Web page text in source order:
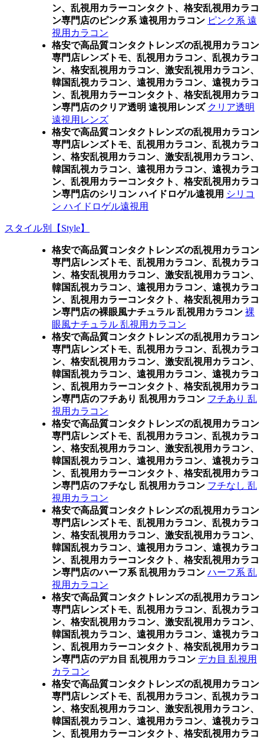
ン、乱視用カラーコンタクト、格安乱視用カラコ
ン専門店のピンク系 遠視用カラコン ピンク系 遠
視用カラコン
格安で高品質コンタクトレンズの乱視用カラコン
専門店レンズトモ、乱視用カラコン、乱視カラコ
ン、格安乱視用カラコン、激安乱視用カラコン、
韓国乱視カラコン、遠視用カラコン、遠視カラコ
ン、乱視用カラーコンタクト、格安乱視用カラコ
ン専門店のクリア透明 遠視用レンズ クリア透明
遠視用レンズ
格安で高品質コンタクトレンズの乱視用カラコン
専門店レンズトモ、乱視用カラコン、乱視カラコ
ン、格安乱視用カラコン、激安乱視用カラコン、
韓国乱視カラコン、遠視用カラコン、遠視カラコ
ン、乱視用カラーコンタクト、格安乱視用カラコ
ン専門店のシリコン ハイドロゲル遠視用 シリコ
ン ハイドロゲル遠視用
スタイル別【Style】
格安で高品質コンタクトレンズの乱視用カラコン
専門店レンズトモ、乱視用カラコン、乱視カラコ
ン、格安乱視用カラコン、激安乱視用カラコン、
韓国乱視カラコン、遠視用カラコン、遠視カラコ
ン、乱視用カラーコンタクト、格安乱視用カラコ
ン専門店の裸眼風ナチュラル 乱視用カラコン 裸
眼風ナチュラル 乱視用カラコン
格安で高品質コンタクトレンズの乱視用カラコン
専門店レンズトモ、乱視用カラコン、乱視カラコ
ン、格安乱視用カラコン、激安乱視用カラコン、
韓国乱視カラコン、遠視用カラコン、遠視カラコ
ン、乱視用カラーコンタクト、格安乱視用カラコ
ン専門店のフチあり 乱視用カラコン フチあり 乱
視用カラコン
格安で高品質コンタクトレンズの乱視用カラコン
専門店レンズトモ、乱視用カラコン、乱視カラコ
ン、格安乱視用カラコン、激安乱視用カラコン、
韓国乱視カラコン、遠視用カラコン、遠視カラコ
ン、乱視用カラーコンタクト、格安乱視用カラコ
ン専門店のフチなし 乱視用カラコン フチなし 乱
視用カラコン
格安で高品質コンタクトレンズの乱視用カラコン
専門店レンズトモ、乱視用カラコン、乱視カラコ
ン、格安乱視用カラコン、激安乱視用カラコン、
韓国乱視カラコン、遠視用カラコン、遠視カラコ
ン、乱視用カラーコンタクト、格安乱視用カラコ
ン専門店のハーフ系 乱視用カラコン ハーフ系 乱
視用カラコン
格安で高品質コンタクトレンズの乱視用カラコン
専門店レンズトモ、乱視用カラコン、乱視カラコ
ン、格安乱視用カラコン、激安乱視用カラコン、
韓国乱視カラコン、遠視用カラコン、遠視カラコ
ン、乱視用カラーコンタクト、格安乱視用カラコ
ン専門店のデカ目 乱視用カラコン デカ目 乱視用
カラコン
格安で高品質コンタクトレンズの乱視用カラコン
専門店レンズトモ、乱視用カラコン、乱視カラコ
ン、格安乱視用カラコン、激安乱視用カラコン、
韓国乱視カラコン、遠視用カラコン、遠視カラコ
ン、乱視用カラーコンタクト、格安乱視用カラコ